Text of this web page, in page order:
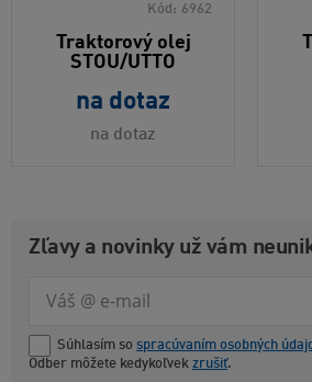
Kód: 6962
Traktorový olej
STOU/UTTO
na dotaz
na dotaz
Zľavy a novinky už vám
Súhlasím so spracúvaním osobných
Odber môžete kedykoľvek zrušiť.